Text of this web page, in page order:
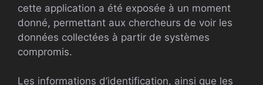
cette application a été exposée à un moment
donné, permettant aux chercheurs de voir les
données collectées à partir de systèmes
compromis.
Les informations d’identification, ainsi que les